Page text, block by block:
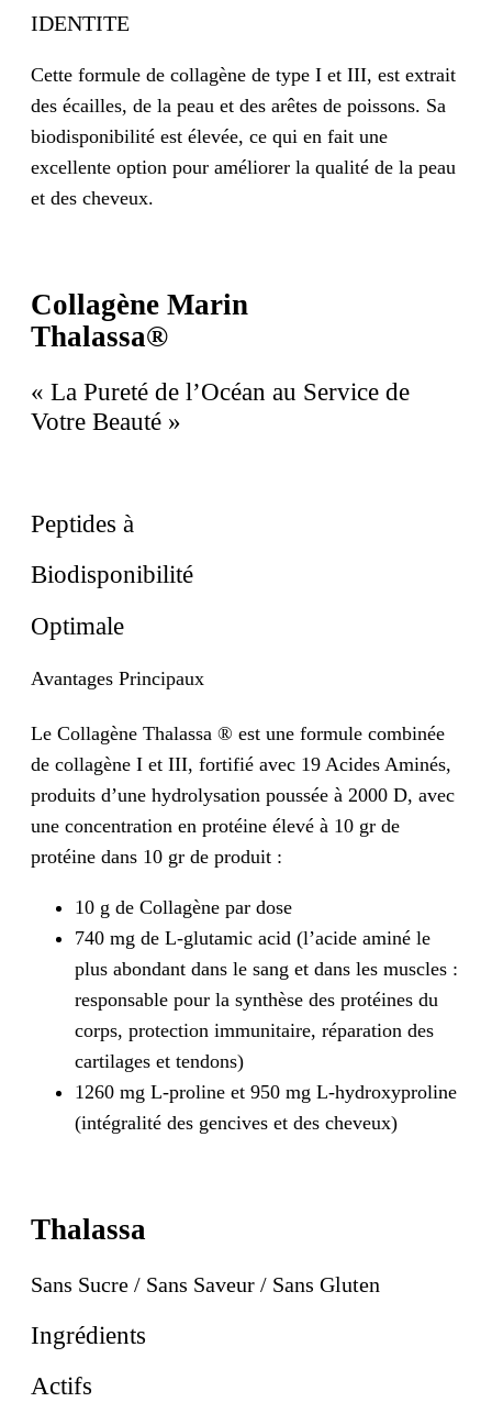
IDENTITE
Cette formule de collagène de type I et III, est extrait
des écailles, de la peau et des arêtes de poissons. Sa
biodisponibilité est élevée, ce qui en fait une
excellente option pour améliorer la qualité de la peau
et des cheveux.
Collagène Marin
Thalassa®
« La Pureté de l’Océan au Service de
Votre Beauté »
Peptides à
Biodisponibilité
Optimale
Avantages Principaux
Le Collagène Thalassa ® est une formule combinée
de collagène I et III, fortifié avec 19 Acides Aminés,
produits d’une hydrolysation poussée à 2000 D, avec
une concentration en protéine élevé à 10 gr de
protéine dans 10 gr de produit :
10 g de Collagène par dose
740 mg de L-glutamic acid (l’acide aminé le
plus abondant dans le sang et dans les muscles :
responsable pour la synthèse des protéines du
corps, protection immunitaire, réparation des
cartilages et tendons)
1260 mg L-proline et 950 mg L-hydroxyproline
(intégralité des gencives et des cheveux)
Thalassa
Sans Sucre / Sans Saveur / Sans Gluten
Ingrédients
Actifs